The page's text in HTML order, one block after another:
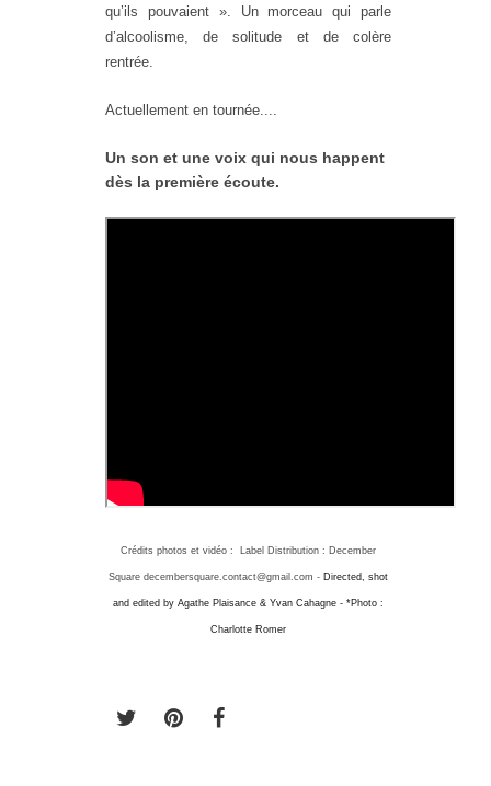
qu’ils pouvaient ». Un morceau qui parle
d’alcoolisme, de solitude et de colère
rentrée.
Actuellement en tournée....
Un son et une voix qui nous happent
dès la première écoute.
Crédits photos et vidéo : Label Distribution : December
Square decembersquare.contact@gmail.com - Directed, shot
and edited by Agathe Plaisance & Yvan Cahagne - *Photo :
Charlotte Romer